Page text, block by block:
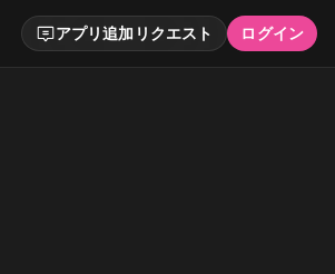
アプリ追加リクエスト ログイン